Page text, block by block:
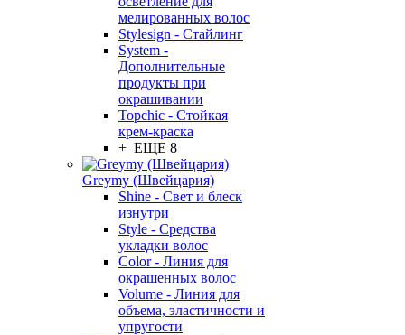
мелированных волос
Stylesign - Стайлинг
System -
Дополнительные
продукты при
окрашивании
Topchic - Стойкая
крем-краска
+ ЕЩЕ 8
Greymy (Швейцария)
Shine - Свет и блеск
изнутри
Style - Средства
укладки волос
Color - Линия для
окрашенных волос
Volume - Линия для
объема, эластичности и
упругости